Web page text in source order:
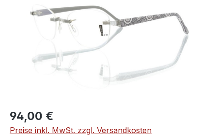
Regulärer Preis:
94,00 €
Preise inkl. MwSt. zzgl. Versandkosten